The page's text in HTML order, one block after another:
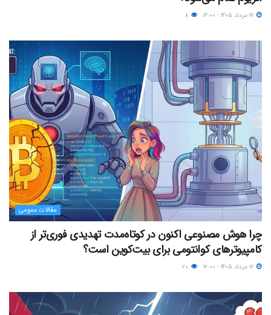
مقالات عمومی
چرا هوش مصنوعی اکنون در کوتاه‌مدت تهدیدی فوری‌تر از
کامپیوترهای کوانتومی برای بیت‌کوین است؟